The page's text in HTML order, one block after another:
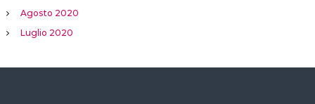
Agosto 2020
Luglio 2020